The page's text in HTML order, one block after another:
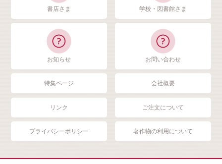
書店さま 学校・図書館さま
お知らせ お問い合わせ
特集ページ 会社概要
リンク ご注文について
プライバシーポリシー 著作物の利用について